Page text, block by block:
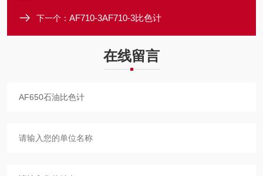
下一个： AF710-3AF710-3比色计
在线留言